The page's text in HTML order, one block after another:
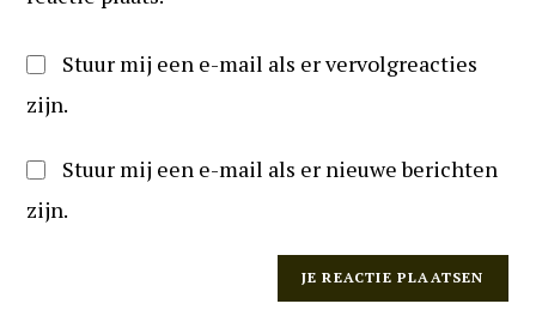
Stuur mij een e-mail als er vervolgreacties
zijn.
Stuur mij een e-mail als er nieuwe berichten
zijn.